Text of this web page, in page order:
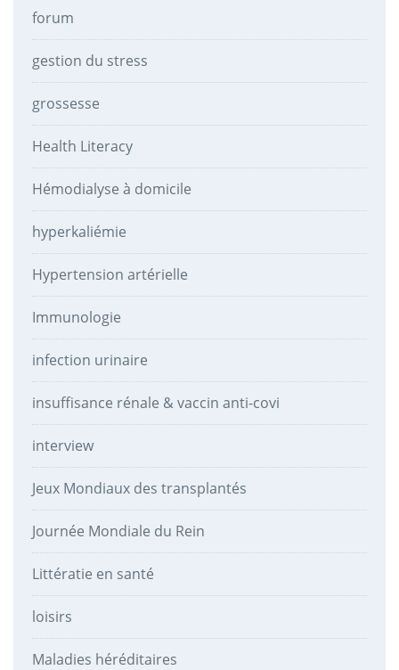
forum
gestion du stress
grossesse
Health Literacy
Hémodialyse à domicile
hyperkaliémie
Hypertension artérielle
Immunologie
infection urinaire
insuffisance rénale & vaccin anti-covi
interview
Jeux Mondiaux des transplantés
Journée Mondiale du Rein
Littératie en santé
loisirs
Maladies héréditaires